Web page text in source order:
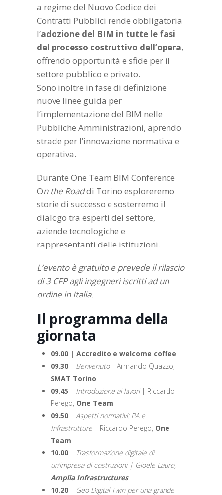
a regime del Nuovo Codice dei
Contratti Pubblici rende obbligatoria
l’adozione del BIM in tutte le fasi
del processo costruttivo dell’opera,
offrendo opportunità e sfide per il
settore pubblico e privato.
Sono inoltre in fase di definizione
nuove linee guida per
l’implementazione del BIM nelle
Pubbliche Amministrazioni, aprendo
strade per l’innovazione normativa e
operativa.
Durante One Team BIM Conference
On the Roaddi Torino esploreremo
storie di successo e sosterremo il
dialogo tra esperti del settore,
aziende tecnologiche e
rappresentanti delle istituzioni.
L’evento è gratuito e prevede il rilascio
di 3 CFP agli ingegneri iscritti ad un
ordine in Italia.
Il programma della
giornata
09.00 | Accredito e welcome coffee
09.30 | Benvenuto| Armando Quazzo,
SMAT Torino
09.45 | Introduzione ai lavori| Riccardo
Perego, One Team
09.50 | Aspetti normativi: PA e
Infrastrutture | Riccardo Perego, One
Team
10.00 | Trasformazione digitale di
un’impresa di costruzioni | Gioele Lauro,
Amplia Infrastructures
10.20 | Geo Digital Twin per una grande